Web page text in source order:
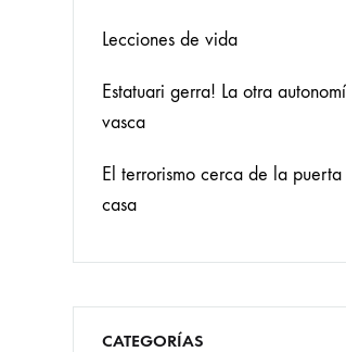
Lecciones de vida
Estatuari gerra! La otra
vasca
El terrorismo cerca de la puerta
casa
CATEGORÍAS